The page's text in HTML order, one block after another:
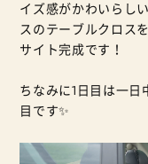
イズ感がかわいらし
スのテーブルクロス
サイト完成です！
ちなみに1日目は一
目です✨